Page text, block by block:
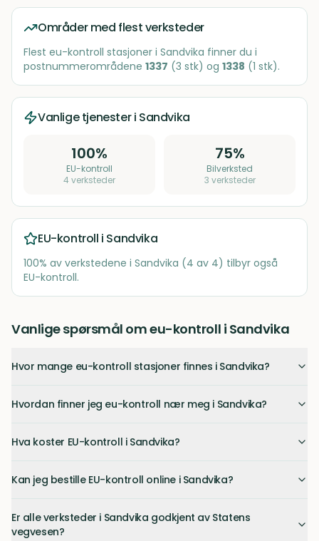
Områder med flest verksteder
Flest eu-kontroll stasjoner i Sandvika finner du i
postnummerområdene 1337 (3 stk) og 1338 (1 stk).
Vanlige tjenester i Sandvika
100%
EU-kontroll
4 verksteder
75%
Bilverksted
3 verksteder
EU-kontroll i Sandvika
100% av verkstedene i Sandvika (4 av 4) tilbyr også
EU-kontroll.
Vanlige spørsmål om eu-kontroll i Sandvika
Hvor mange eu-kontroll stasjoner finnes i Sandvika?
Hvordan finner jeg eu-kontroll nær meg i Sandvika?
Hva koster EU-kontroll i Sandvika?
Kan jeg bestille EU-kontroll online i Sandvika?
Er alle verksteder i Sandvika godkjent av Statens
vegvesen?